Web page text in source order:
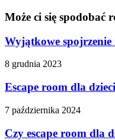
Może ci się spodobać
Wyjątkowe spojrzenie
8 grudnia 2023
Escape room dla
7 października 2024
Czy escape room dla